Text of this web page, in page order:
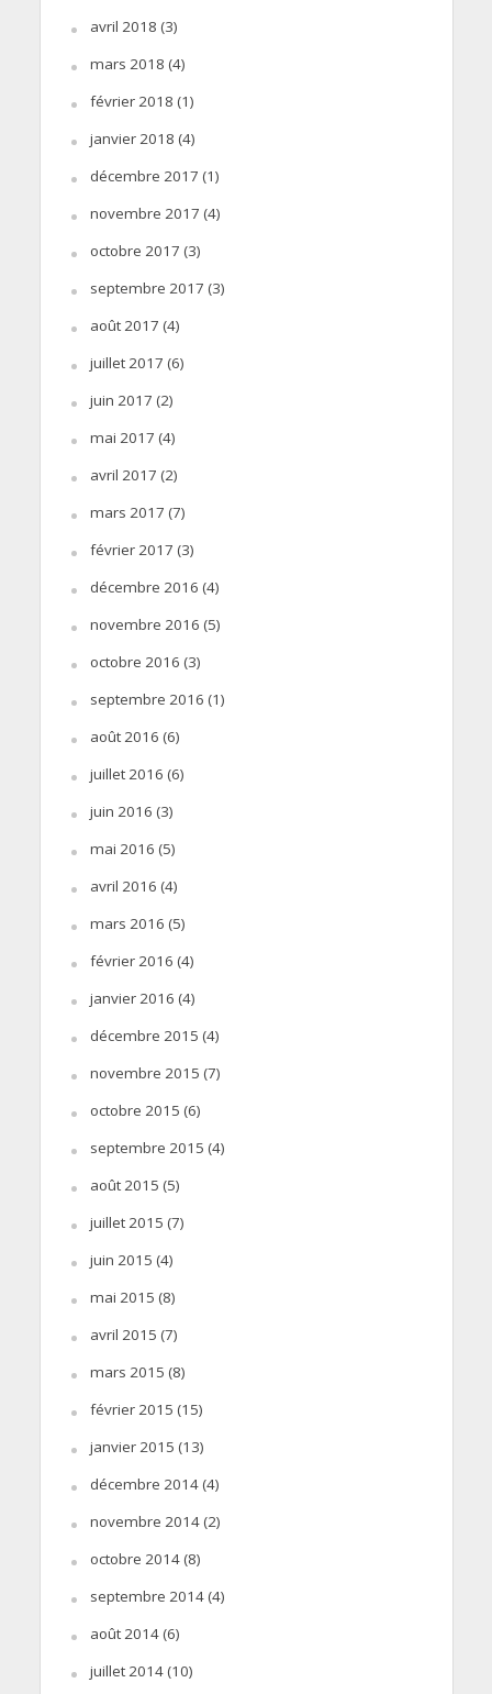
avril 2018 (3)
mars 2018 (4)
février 2018 (1)
janvier 2018 (4)
décembre 2017 (1)
novembre 2017 (4)
octobre 2017 (3)
septembre 2017 (3)
août 2017 (4)
juillet 2017 (6)
juin 2017 (2)
mai 2017 (4)
avril 2017 (2)
mars 2017 (7)
février 2017 (3)
décembre 2016 (4)
novembre 2016 (5)
octobre 2016 (3)
septembre 2016 (1)
août 2016 (6)
juillet 2016 (6)
juin 2016 (3)
mai 2016 (5)
avril 2016 (4)
mars 2016 (5)
février 2016 (4)
janvier 2016 (4)
décembre 2015 (4)
novembre 2015 (7)
octobre 2015 (6)
septembre 2015 (4)
août 2015 (5)
juillet 2015 (7)
juin 2015 (4)
mai 2015 (8)
avril 2015 (7)
mars 2015 (8)
février 2015 (15)
janvier 2015 (13)
décembre 2014(4)
novembre 2014(2)
octobre 2014(8)
septembre 2014(4)
août 2014(6)
juillet 2014(10)